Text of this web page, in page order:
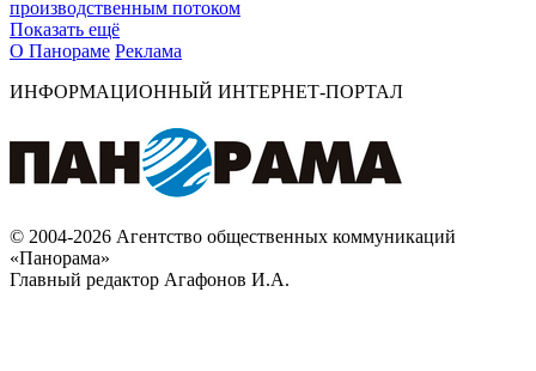
производственным потоком
Показать ещё
О Панораме Реклама
ИНФОРМАЦИОННЫЙ ИНТЕРНЕТ-ПОРТАЛ
© 2004-2026 Агентство общественных коммуникаций
«Панорама»
Главный редактор Агафонов И.А.